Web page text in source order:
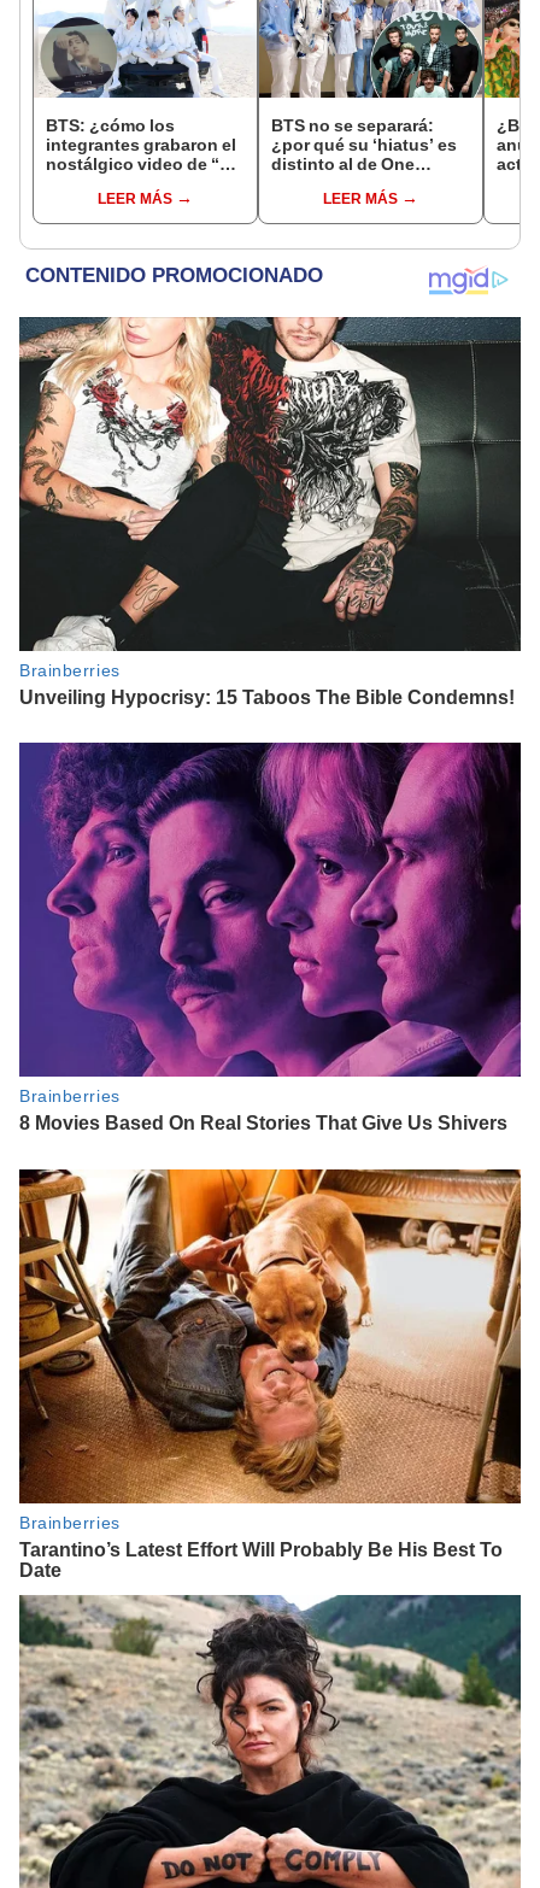
BTS: ¿cómo los
integrantes grabaron el
nostálgico video de “Yet
LEER MÁS
BTS no se separará:
¿por qué su ‘hiatus’ es
distinto al de One
LEER MÁS